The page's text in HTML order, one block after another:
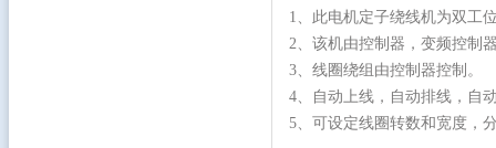
1、此电机定子绕线机为双工
2、该机由控制器，变频控制
3、线圈绕组由控制器控制。
4、自动上线，自动排线，自
5、可设定线圈转数和宽度，